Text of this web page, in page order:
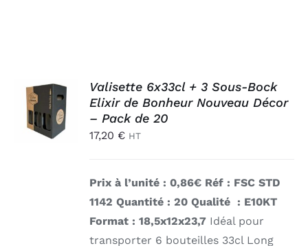
AJOUTER
AU
PANIER
/
DÉTAILS
Valisette 6x33cl + 3 Sous-Bock
Elixir de Bonheur Nouveau Décor
– Pack de 20
17,20 € HT
Prix à l’unité : 0,86€ Réf : FSC STD
1142 Quantité : 20 Qualité : E10KT
Format : 18,5x12x23,7 Idéal pour
transporter 6 bouteilles 33cl Long